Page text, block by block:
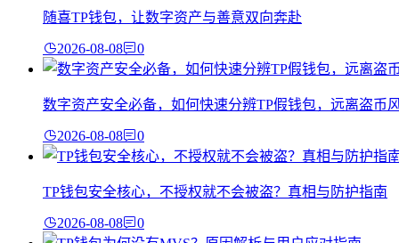
随喜TP钱包，让数字资产与善意双向奔赴
2026-08-08 0
数字资产安全必备，如何快速分辨TP假钱包，远离盗币
2026-08-08 0
TP钱包安全核心，不授权就不会被盗？真相与防护指南
2026-08-08 0